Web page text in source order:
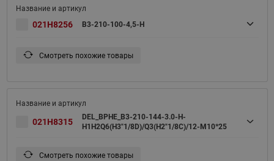
021H8256 B3-210-100-4,5-H
Смотреть похожие товары
021H8315
DEL_BPHE_B3-210-144-3.0-H-
H1H2Q6(H3"1/8D)/Q3(H2"1/8C)/12-M10*25
Смотреть похожие товары